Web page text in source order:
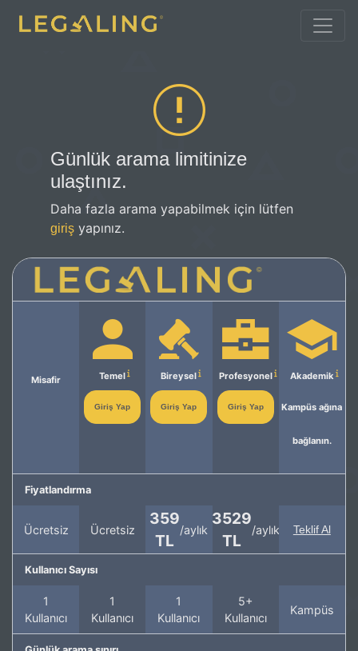
Günlük arama limitinize
ulaştınız.
Daha fazla arama yapabilmek için lütfen
giriş yapınız.
Misafir Temel
Giriş Yap
Bireysel
Giriş Yap
Profesyonel
Giriş Yap
Akademik
Kampüs ağına
bağlanın.
Fiyatlandırma
Ücretsiz Ücretsiz
359
TL
/aylık
3529
TL
/aylık Teklif Al
Kullanıcı Sayısı
1
Kullanıcı
1
Kullanıcı
1
Kullanıcı
5+
Kullanıcı
Kampüs